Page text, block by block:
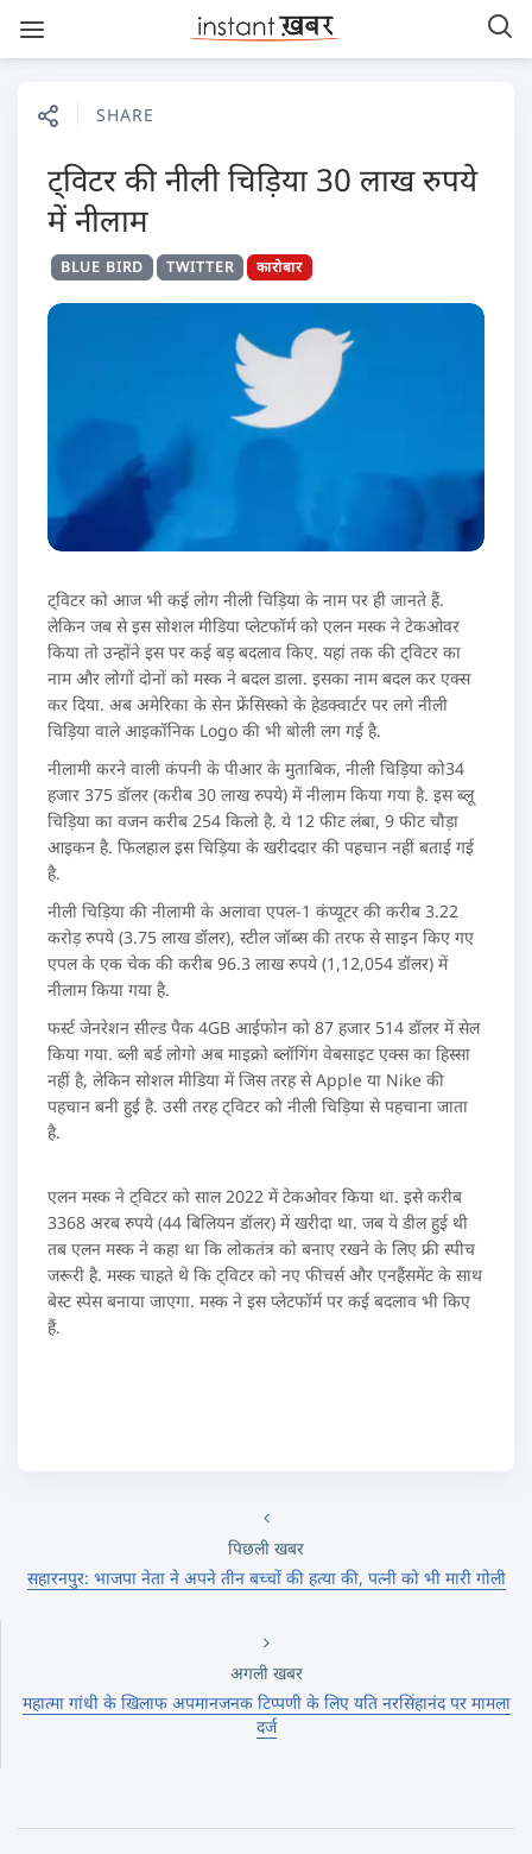
SHARE
ट्विटर की नीली चिड़िया 30 लाख रुपये
में नीलाम
BLUE BIRD TWITTER कारोबार
ट्विटर को आज भी कई लोग नीली चिड़िया के नाम पर ही जानते हैं.
लेकिन जब से इस सोशल मीडिया प्लेटफॉर्म को एलन मस्क ने टेकओवर
किया तो उन्होंने इस पर कई बड़ बदलाव किए. यहां तक की ट्विटर का
नाम और लोगों दोनों को मस्क ने बदल डाला. इसका नाम बदल कर एक्स
कर दिया. अब अमेरिका के सेन फ्रेंसिस्को के हेडक्वार्टर पर लगे नीली
चिड़िया वाले आइकॉनिक Logo की भी बोली लग गई है.
नीलामी करने वाली कंपनी के पीआर के मुताबिक, नीली चिड़िया को34
हजार 375 डॉलर (करीब 30 लाख रुपये) में नीलाम किया गया है. इस ब्लू
चिड़िया का वजन करीब 254 किलो है. ये 12 फीट लंबा, 9 फीट चौड़ा
आइकन है. फिलहाल इस चिड़िया के खरीददार की पहचान नहीं बताई गई
है.
नीली चिड़िया की नीलामी के अलावा एपल-1 कंप्यूटर की करीब 3.22
करोड़ रुपये (3.75 लाख डॉलर), स्टील जॉब्स की तरफ से साइन किए गए
एपल के एक चेक की करीब 96.3 लाख रुपये (1,12,054 डॉलर) में
नीलाम किया गया है.
फर्स्ट जेनरेशन सील्ड पैक 4GB आईफोन को 87 हजार 514 डॉलर में सेल
किया गया. ब्ली बर्ड लोगो अब माइक्रो ब्लॉगिंग वेबसाइट एक्स का हिस्सा
नहीं है, लेकिन सोशल मीडिया में जिस तरह से Apple या Nike की
पहचान बनी हुई है. उसी तरह ट्विटर को नीली चिड़िया से पहचाना जाता
है.
एलन मस्क ने ट्विटर को साल 2022 में टेकओवर किया था. इसे करीब
3368 अरब रुपये (44 बिलियन डॉलर) में खरीदा था. जब ये डील हुई थी
तब एलन मस्क ने कहा था कि लोकतंत्र को बनाए रखने के लिए फ्री स्पीच
जरूरी है. मस्क चाहते थे कि ट्विटर को नए फीचर्स और एनहैंसमेंट के साथ
बेस्ट स्पेस बनाया जाएगा. मस्क ने इस प्लेटफॉर्म पर कई बदलाव भी किए
हैं.
पिछली खबर
सहारनपुर: भाजपा नेता ने अपने तीन बच्चों की हत्या की, पत्नी को भी मारी गोली
अगली खबर
महात्मा गांधी के खिलाफ अपमानजनक टिप्पणी के लिए यति नरसिंहानंद पर मामला
दर्ज